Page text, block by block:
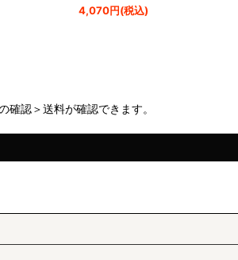
4,070円(税込)
認＞送料が確認できます。